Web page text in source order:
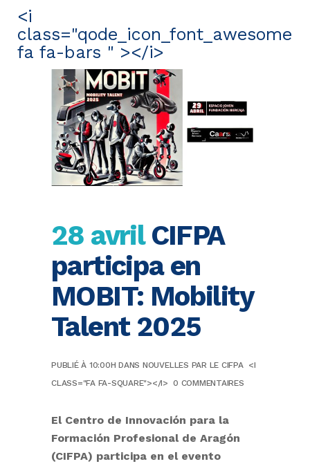
<i
class="qode_icon_font_awesome
fa fa-bars " ></i>
28 avrilCIFPA
participa en
MOBIT: Mobility
Talent 2025
PUBLIÉ À 10:00H DANS NOUVELLES PAR LE CIFPA <I
CLASS="FA FA-SQUARE"></I> 0 COMMENTAIRES
El Centro de Innovación para la
Formación Profesional de Aragón
(CIFPA) participa en el evento